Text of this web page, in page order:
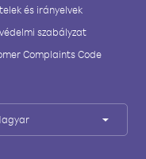
és irányelvek
szabályzat
Complaints Code